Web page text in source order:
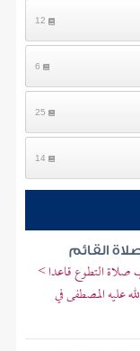
12
6
25
14
القائم
التطوع قاعدا >
عليه المصطفى في